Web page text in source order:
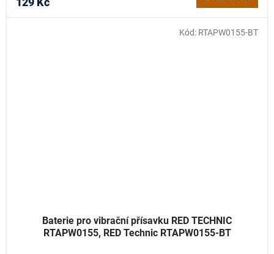
Baterie pro vibrační přísavku RED TECHNIC
RTAPW0155, RED Technic RTAPW0155-BT
Kód: RTAPW0155-BT